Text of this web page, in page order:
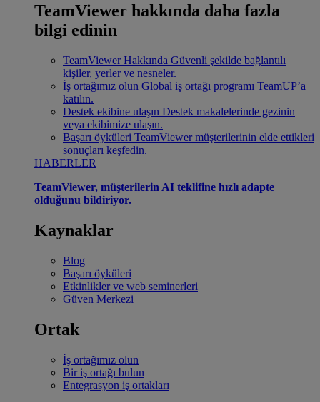
TeamViewer hakkında daha fazla
bilgi edinin
TeamViewer Hakkında Güvenli şekilde bağlantılı
kişiler, yerler ve nesneler.
İş ortağımız olun Global iş ortağı programı TeamUP’a
katılın.
Destek ekibine ulaşın Destek makalelerinde gezinin
veya ekibimize ulaşın.
Başarı öyküleri TeamViewer müşterilerinin elde ettikleri
sonuçları keşfedin.
HABERLER
TeamViewer, müşterilerin AI teklifine hızlı adapte
olduğunu bildiriyor.
Kaynaklar
Blog
Başarı öyküleri
Etkinlikler ve web seminerleri
Güven Merkezi
Ortak
İş ortağımız olun
Bir iş ortağı bulun
Entegrasyon iş ortakları